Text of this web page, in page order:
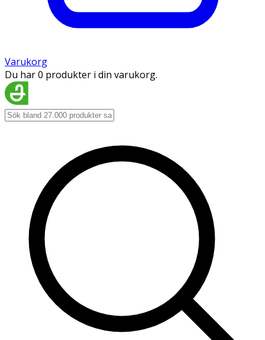
Varukorg
Du har 0 produkter i din varukorg.